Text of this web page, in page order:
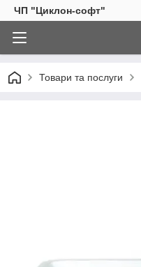
ЧП "Циклон-софт"
Товари та послуги